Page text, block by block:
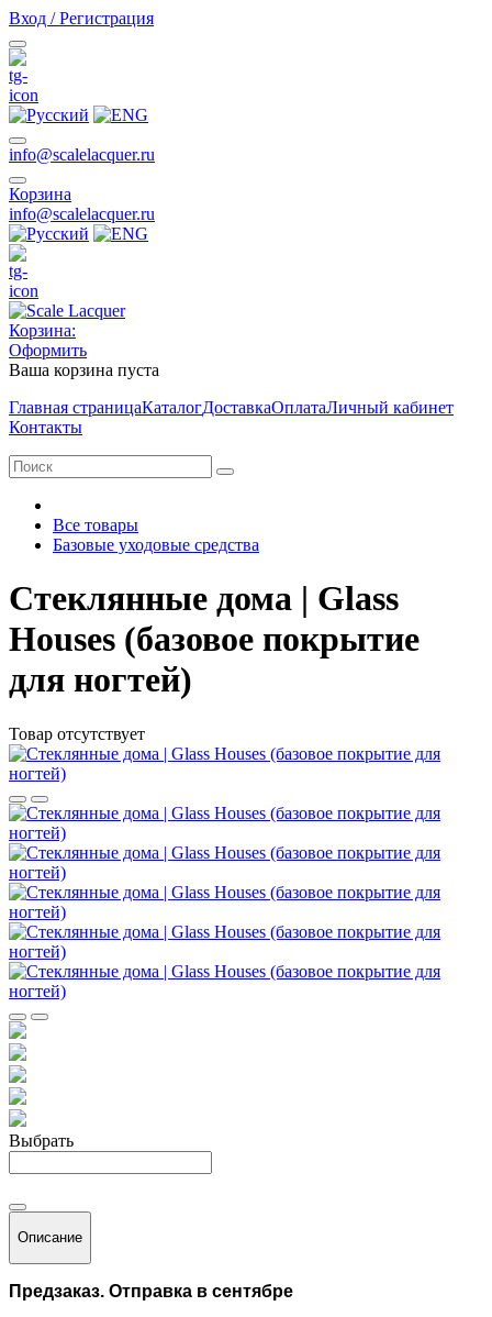
Вход / Регистрация
info@scalelacquer.ru
Корзина
info@scalelacquer.ru
Корзина:
Оформить
Ваша корзина пуста
Главная страницаКаталогДоставкаОплатаЛичный кабинет
Контакты
Все товары
Базовые уходовые средства
Стеклянные дома | Glass
Houses (базовое покрытие
для ногтей)
Товар отсутствует
Выбрать
Описание
Предзаказ. Отправка в сентябре